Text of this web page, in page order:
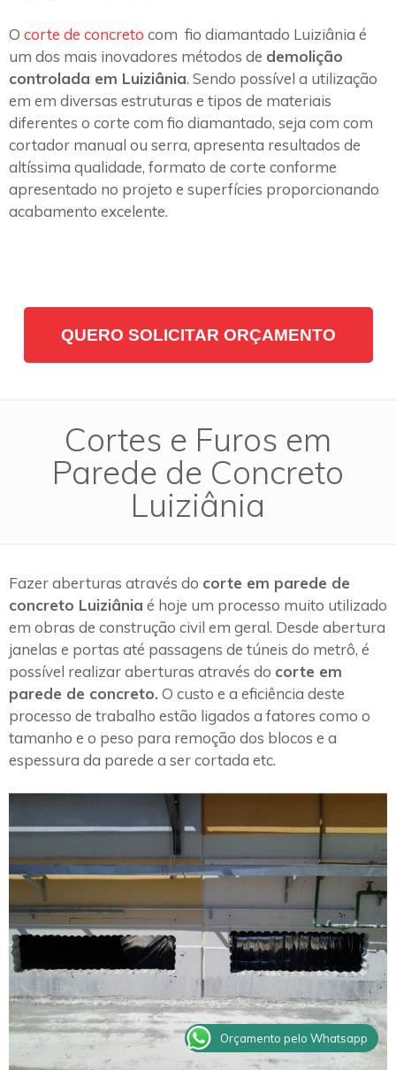
O corte de concreto com fio diamantado Luiziânia é
um dos mais inovadores métodos de demolição
controlada em Luiziânia. Sendo possível a utilização
em em diversas estruturas e tipos de materiais
diferentes o corte com fio diamantado, seja com com
cortador manual ou serra, apresenta resultados de
altíssima qualidade, formato de corte conforme
apresentado no projeto e superfícies proporcionando
acabamento excelente.
QUERO SOLICITAR ORÇAMENTO
Cortes e Furos em
Parede de Concreto
Luiziânia
Fazer aberturas através do corte em parede de
concreto Luiziânia é hoje um processo muito utilizado
em obras de construção civil em geral. Desde abertura
janelas e portas até passagens de túneis do metrô, é
possível realizar aberturas através do corte em
parede de concreto. O custo e a eficiência deste
processo de trabalho estão ligados a fatores como o
tamanho e o peso para remoção dos blocos e a
espessura da parede a ser cortada etc.
Orçamento pelo Whatsapp